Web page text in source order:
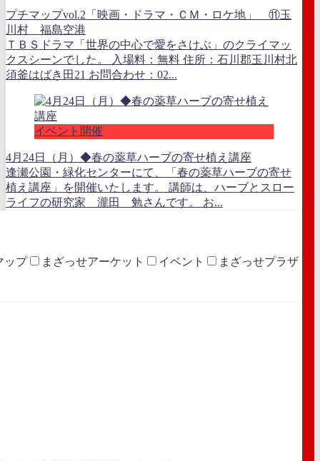
プチマップvol.2「映画・ドラマ・ＣＭ・ロケ地」 ⑪玉
川村 福島空港
ＴＢＳドラマ「世界の中心で愛をさけぶ」のクライマッ
クスシーンでした。 入場料：無料 住所：石川郡玉川村北
須釜はばき田21 お問合わせ：02...
イベント開催
4月24日（月）◆春の薬草ハーブの寄せ植え講座
逢瀬公園・緑化センターにて、「春の薬草ハーブの寄せ
植え講座」を開催いたします。 講師は、ハーブとスロー
ライフの研究家 瀧田 勉さんです。 お...
ップ まざっせアーケット イベント まざっせプラザ